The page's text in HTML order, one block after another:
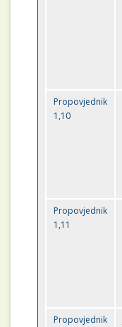
Propovjednik
1,10
Propovjednik
1,11
Propovjednik